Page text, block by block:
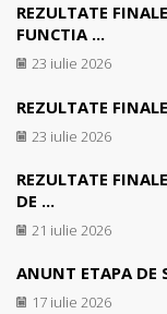
REZULTATE
FUNCTIA ...
23 iulie 2026
REZULTATE
23 iulie 2026
REZULTATE
DE ...
21 iulie 2026
ANUNT ETAPA DE
17 iulie 2026